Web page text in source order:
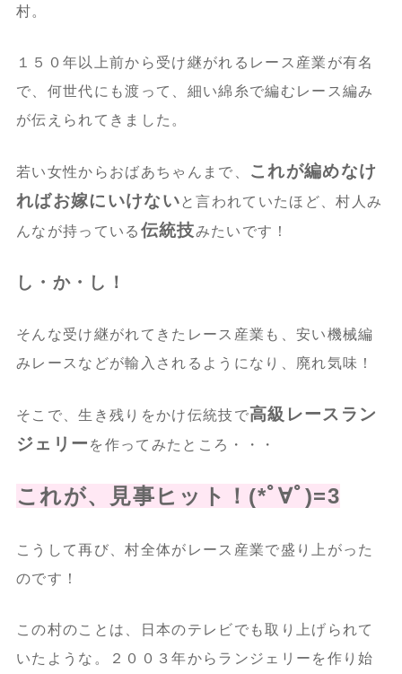
村。
１５０年以上前から受け継がれるレース産業が有名
で、何世代にも渡って、細い綿糸で編むレース編み
が伝えられてきました。
若い女性からおばあちゃんまで、
これが編めなけ
ればお嫁にいけない と言われていたほど、村人み
んなが持っている 伝統技みたいです！
し・か・し！
そんな受け継がれてきたレース産業も、安い機械編
みレースなどが輸入されるようになり、廃れ気味！
そこで、生き残りをかけ伝統技で高級レースラン
ジェリー を作ってみたところ・・・
これが、見事ヒット！(*ﾟ∀ﾟ)=3
こうして再び、村全体がレース産業で盛り上がった
のです！
この村のことは、日本のテレビでも取り上げられて
いたような。２００３年からランジェリーを作り始